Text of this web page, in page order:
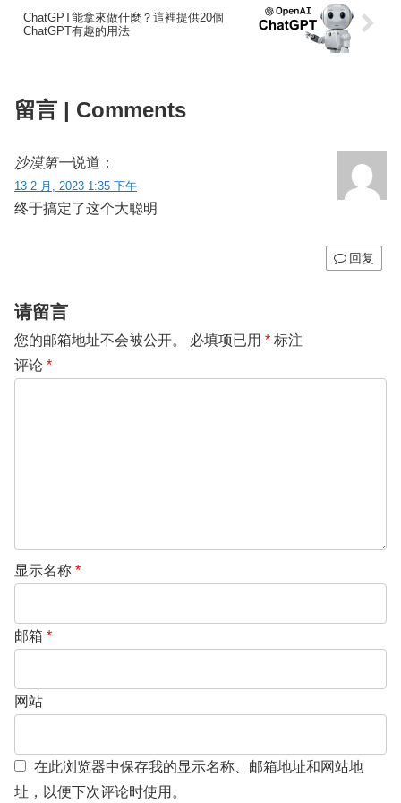
ChatGPT能拿來做什麼？這裡提供20個
ChatGPT有趣的用法
留言 | Comments
沙漠第一说道：
13 2 月, 2023 1:35 下午
终于搞定了这个大聪明
回复
请留言
您的邮箱地址不会被公开。 必填项已用 * 标注
评论 *
显示名称 *
邮箱 *
网站
在此浏览器中保存我的显示名称、邮箱地址和网站地
址，以便下次评论时使用。